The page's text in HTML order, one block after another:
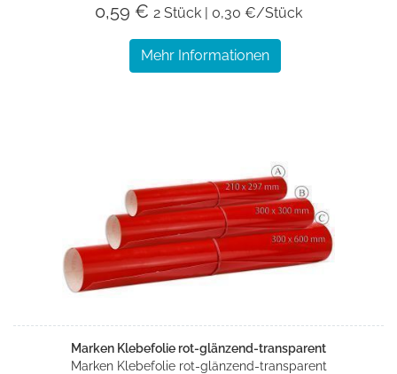
0,59 € 2 Stück | 0,30 €/Stück
Mehr Informationen
Marken Klebefolie rot-glänzend-transparent
Marken Klebefolie rot-glänzend-transparent